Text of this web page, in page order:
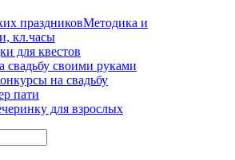
праздниковМетодика и
кл.часы
для квестов
свадьбу своими руками
на свадьбу
пати
для взрослых